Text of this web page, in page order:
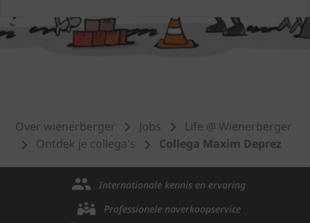
Over wienerberger Jobs
Life @ Wienerberger
Ontdek je collega's
Collega Maxim Deprez
Internationale kennis en ervaring
Professionele naverkoopservice